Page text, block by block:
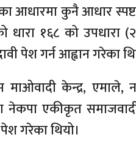
आधारमा कुनै आधार
धारा १६८ को उपधारा
पेश गर्न आह्वान गरेका
माओवादी केन्द्र, एमाले,
नेकपा एकीकृत
गरेका थियो।